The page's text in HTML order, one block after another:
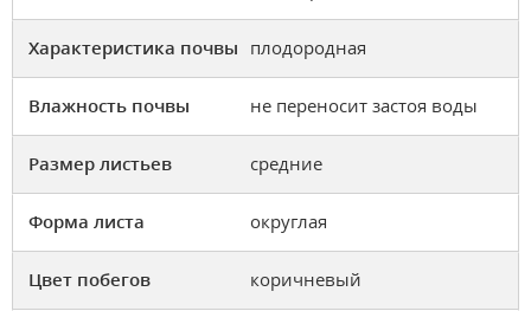
Характеристика почвы плодородная
Влажность почвы не переносит застоя воды
Размер листьев средние
Форма листа округлая
Цвет побегов коричневый